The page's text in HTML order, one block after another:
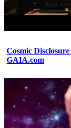
Cosmic
GAIA.com